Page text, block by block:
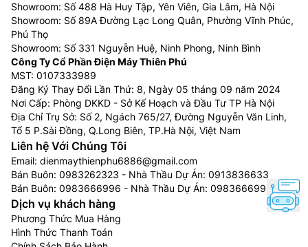
Showroom: Số 488 Hà Huy Tập, Yên Viên, Gia Lâm, Hà Nội
Showroom: Số 89A Đường Lạc Long Quân, Phường Vĩnh Phúc,
Phú Thọ
Showroom: Số 331 Nguyễn Huệ, Ninh Phong, Ninh Bình
Công Ty Cổ Phần Điện Máy Thiên Phú
MST: 0107333989
Đăng Ký Thay Đổi Lần Thứ: 8, Ngày 05 tháng 09 năm 2024
Nơi Cấp: Phòng DKKD - Sở Kế Hoạch và Đầu Tư TP Hà Nội
Địa Chỉ Trụ Sở: Số 2, Ngách 765/27, Đường Nguyễn Văn Linh,
Tổ 5 P.Sài Đồng, Q.Long Biên, TP.Hà Nội, Việt Nam
Liên hệ Với Chúng Tôi
Email: dienmaythienphu6886@gmail.com
Bán Buôn: 0983262323 - Nhà Thầu Dự Án: 0913836633
Bán Buôn: 0983666996 - Nhà Thầu Dự Án: 0983666996
Dịch vụ khách hàng
Phương Thức Mua Hàng
Hình Thức Thanh Toán